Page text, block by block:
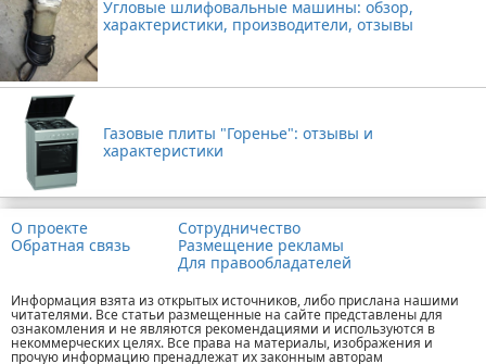
Угловые шлифовальные машины: обзор,
характеристики, производители, отзывы
Газовые плиты "Горенье": отзывы и
характеристики
О проекте
Обратная связь
Сотрудничество
Размещение рекламы
Для правообладателей
Информация взята из открытых источников, либо прислана нашими
читателями. Все статьи размещенные на сайте представлены для
ознакомления и не являются рекомендациями и используются в
некоммерческих целях. Все права на материалы, изображения и
прочую информацию пренадлежат их законным авторам